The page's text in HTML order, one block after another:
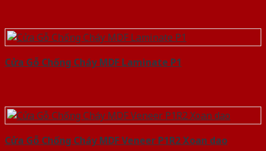
Cửa Gỗ Chống Cháy MDF Laminate P1
Cửa Gỗ Chống Cháy MDF Veneer P1R2 Xoan dao